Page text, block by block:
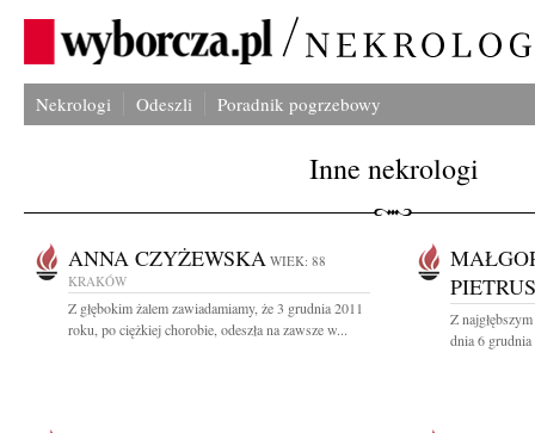
Nekrologi Odeszli Poradnik pogrzebowy
Inne nekrologi
ANNA CZYŻEWSKA WIEK: 88
KRAKÓW
Z głębokim żalem zawiadamiamy, że 3 grudnia 2011
roku, po ciężkiej chorobie, odeszła na zawsze w...
Z
dnia 6 grudnia